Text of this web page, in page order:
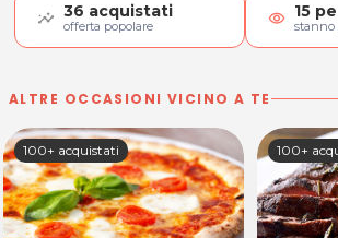
36 acquistati
offerta popolare visibility 15
stanno
ALTRE OCCASIONI VICINO A TE
100+ acquistati 100+